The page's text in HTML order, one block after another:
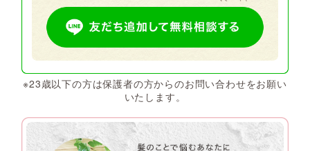
※23歳以下の方は保護者の方からのお問い合わせをお願い
いたします。